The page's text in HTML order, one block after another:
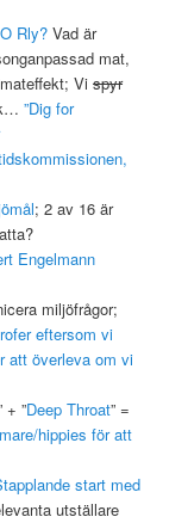
O Rly? Vad är
mat,
Vispyr
”Dig for
; 2 av 16 är
Engelmann
miljöfrågor;
eftersom vi
att överleva om vi
+ ”Deep Throat” =
hippies för att
start med
utställare